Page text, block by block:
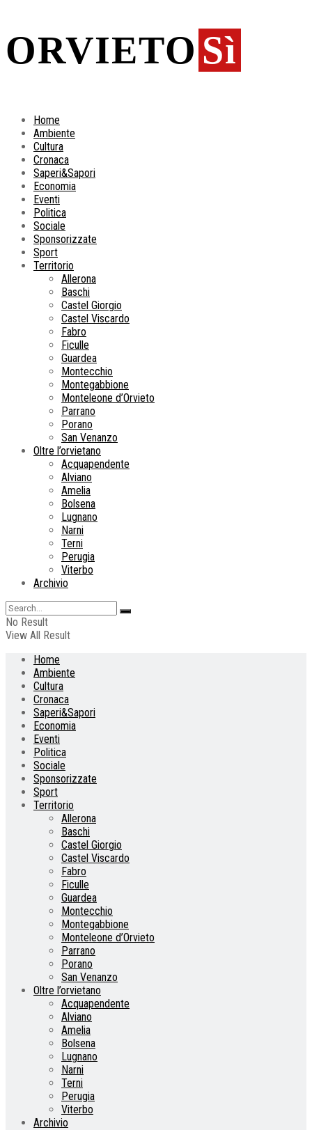
ORVIETO Sì
Home
Ambiente
Cultura
Cronaca
Saperi&Sapori
Economia
Eventi
Politica
Sociale
Sponsorizzate
Sport
Territorio
Allerona
Baschi
Castel Giorgio
Castel Viscardo
Fabro
Ficulle
Guardea
Montecchio
Montegabbione
Monteleone d’Orvieto
Parrano
Porano
San Venanzo
Oltre l’orvietano
Acquapendente
Alviano
Amelia
Bolsena
Lugnano
Narni
Terni
Perugia
Viterbo
Archivio
No Result
View All Result
Home
Ambiente
Cultura
Cronaca
Saperi&Sapori
Economia
Eventi
Politica
Sociale
Sponsorizzate
Sport
Territorio
Allerona
Baschi
Castel Giorgio
Castel Viscardo
Fabro
Ficulle
Guardea
Montecchio
Montegabbione
Monteleone d’Orvieto
Parrano
Porano
San Venanzo
Oltre l’orvietano
Acquapendente
Alviano
Amelia
Bolsena
Lugnano
Narni
Terni
Perugia
Viterbo
Archivio